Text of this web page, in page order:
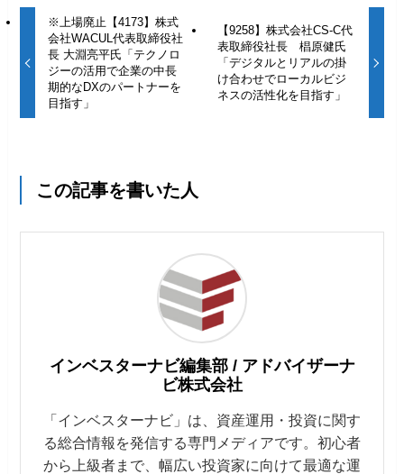
※上場廃止【4173】株式
会社WACUL代表取締役社
長 大淵亮平氏「テクノロ
ジーの活用で企業の中長
期的なDXのパートナーを
目指す」
【9258】株式会社CS-C代
表取締役社長 椙原健氏
「デジタルとリアルの掛
け合わせでローカルビジ
ネスの活性化を目指す」
この記事を書いた人
インベスターナビ編集部 / アドバイザーナ
ビ株式会社
「インベスターナビ」は、資産運用・投資に関す
る総合情報を発信する専門メディアです。初心者
から上級者まで、幅広い投資家に向けて最適な運